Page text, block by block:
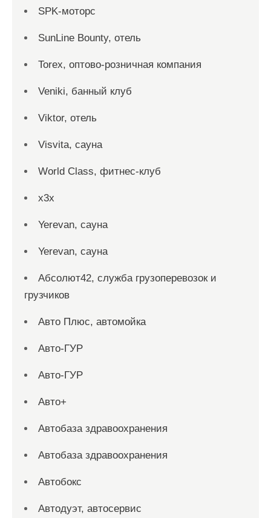
SPK-моторс
SunLine Bounty, отель
Torex, оптово-розничная компания
Veniki, банный клуб
Viktor, отель
Visvita, сауна
World Class, фитнес-клуб
x3x
Yerevan, сауна
Yerevan, сауна
Абсолют42, служба грузоперевозок и
грузчиков
Авто Плюс, автомойка
Авто-ГУР
Авто-ГУР
Авто+
Автобаза здравоохранения
Автобаза здравоохранения
Автобокс
Автодуэт, автосервис